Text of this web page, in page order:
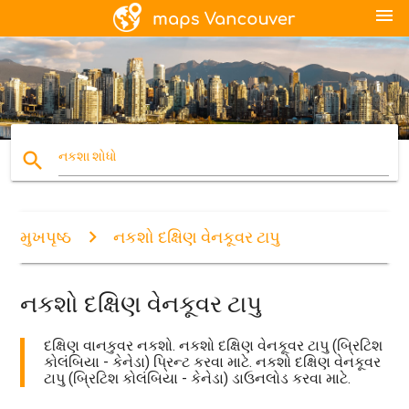
menu
search નકશા શોધો
મુખપૃષ્ઠ નકશો દક્ષિણ વેનકૂવર ટાપુ
નકશો દક્ષિણ વેનકૂવર ટાપુ
દક્ષિણ વાનકુવર નકશો. નકશો દક્ષિણ વેનકૂવર ટાપુ (બ્રિટિશ
કોલંબિયા - કેનેડા) પ્રિન્ટ કરવા માટે. નકશો દક્ષિણ વેનકૂવર
ટાપુ (બ્રિટિશ કોલંબિયા - કેનેડા) ડાઉનલોડ કરવા માટે.